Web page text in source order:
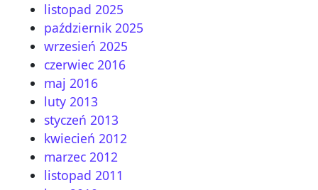
listopad 2025
październik 2025
wrzesień 2025
czerwiec 2016
maj 2016
luty 2013
styczeń 2013
kwiecień 2012
marzec 2012
listopad 2011